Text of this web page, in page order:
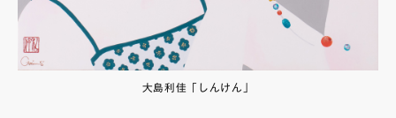
大島利佳「しんけん」